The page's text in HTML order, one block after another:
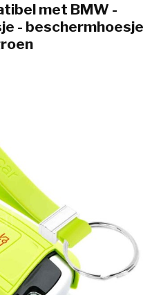
met BMW -
- beschermhoesje